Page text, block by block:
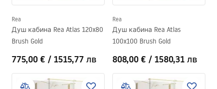
Rea
Душ кабина Rea Atlas 120x80
Brush Gold
775,00 € / 1515,77 лв
Rea
Душ кабина Rea Atlas
100x100 Brush Gold
808,00 € / 1580,31 лв